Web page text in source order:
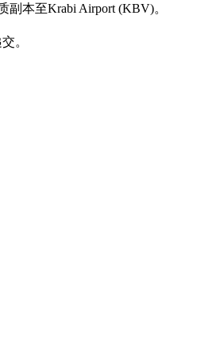
本至Krabi Airport (KBV)。
。